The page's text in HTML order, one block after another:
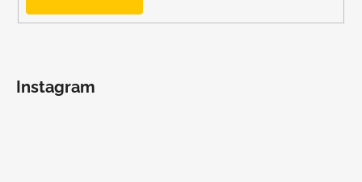
Instagram